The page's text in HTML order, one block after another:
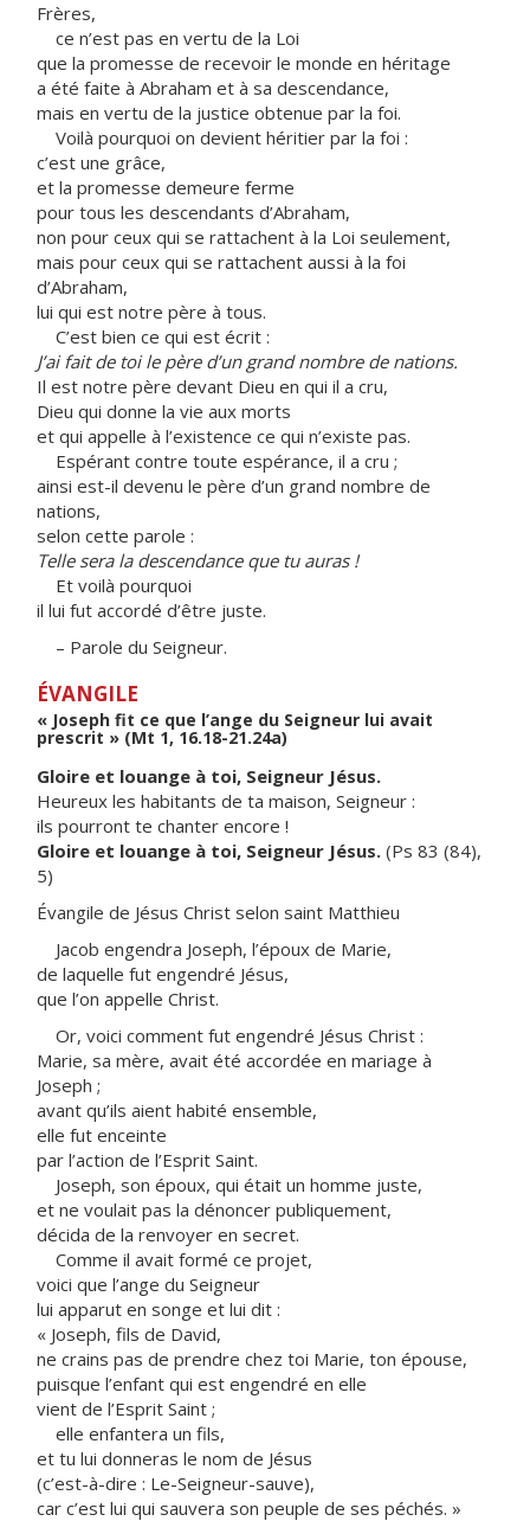
Frères,
ce n’est pas en vertu de la Loi
que la promesse de recevoir le monde en héritage
a été faite à Abraham et à sa descendance,
mais en vertu de la justice obtenue par la foi.
Voilà pourquoi on devient héritier par la foi :
c’est une grâce,
et la promesse demeure ferme
pour tous les descendants d’Abraham,
non pour ceux qui se rattachent à la Loi seulement,
mais pour ceux qui se rattachent aussi à la foi
d’Abraham,
lui qui est notre père à tous.
C’est bien ce qui est écrit :
J’ai fait de toi le père d’un grand nombre de nations.
Il est notre père devant Dieu en qui il a cru,
Dieu qui donne la vie aux morts
et qui appelle à l’existence ce qui n’existe pas.
Espérant contre toute espérance, il a cru ;
ainsi est-il devenu le père d’un grand nombre de
nations,
selon cette parole :
Telle sera la descendance que tu auras !
Et voilà pourquoi
il lui fut accordé d’être juste.
– Parole du Seigneur.
ÉVANGILE
« Joseph fit ce que l’ange du Seigneur lui avait
prescrit » (Mt 1, 16.18-21.24a)
Gloire et louange à toi, Seigneur Jésus.
Heureux les habitants de ta maison, Seigneur :
ils pourront te chanter encore !
Gloire et louange à toi, Seigneur Jésus. (Ps 83 (84),
5)
Évangile de Jésus Christ selon saint Matthieu
Jacob engendra Joseph, l’époux de Marie,
de laquelle fut engendré Jésus,
que l’on appelle Christ.
Or, voici comment fut engendré Jésus Christ :
Marie, sa mère, avait été accordée en mariage à
Joseph ;
avant qu’ils aient habité ensemble,
elle fut enceinte
par l’action de l’Esprit Saint.
Joseph, son époux, qui était un homme juste,
et ne voulait pas la dénoncer publiquement,
décida de la renvoyer en secret.
Comme il avait formé ce projet,
voici que l’ange du Seigneur
lui apparut en songe et lui dit :
« Joseph, fils de David,
ne crains pas de prendre chez toi Marie, ton épouse,
puisque l’enfant qui est engendré en elle
vient de l’Esprit Saint ;
elle enfantera un fils,
et tu lui donneras le nom de Jésus
(c’est-à-dire : Le-Seigneur-sauve),
car c’est lui qui sauvera son peuple de ses péchés. »